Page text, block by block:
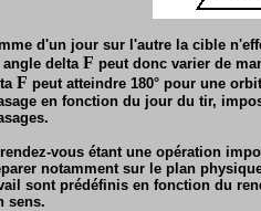
d'un jour sur l'autre la cible
angle delta F peut donc varier de
F peut atteindre 180° pour une
en fonction du jour du tir,
vous étant une opération
notamment sur le plan
sont prédéfinis en fonction du
sens.